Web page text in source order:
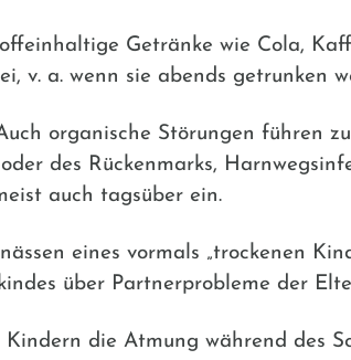
Getränke wie Cola,
v. a. wenn sie abends getrunken
organische Störungen führen
des Rückenmarks,
auch tagsüber ein.
eines vormals „trockenen
über Partnerprobleme der
die Atmung während des